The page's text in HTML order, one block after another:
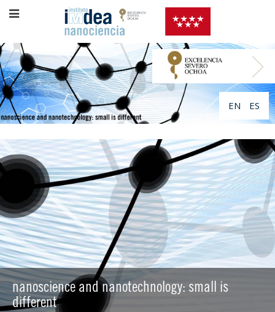
EN ES
nanoscience and nanotechnology: small is
different